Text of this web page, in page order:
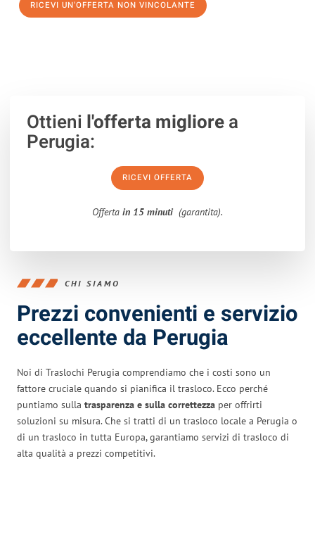
RICEVI UN'OFFERTA NON VINCOLANTE
Ottieni l'offerta migliorea
Perugia:
RICEVI OFFERTA
Offerta in 15 minuti (garantita).
CHI SIAMO
Prezzi convenienti e servizio
eccellente da Perugia
Noi di Traslochi Perugia comprendiamo che i costi sono un
fattore cruciale quando si pianifica il trasloco. Ecco perché
puntiamo sulla trasparenza e sulla correttezza per offrirti
soluzioni su misura. Che si tratti di un trasloco locale a Perugia o
di un trasloco in tutta Europa, garantiamo servizi di trasloco di
alta qualità a prezzi competitivi.